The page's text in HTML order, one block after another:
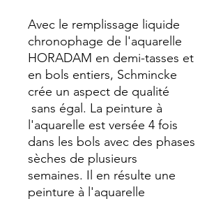
Avec le remplissage liquide
chronophage de l'aquarelle
HORADAM en demi-tasses et
en bols entiers, Schmincke
crée un aspect de qualité
sans égal. La peinture à
l'aquarelle est versée 4 fois
dans les bols avec des phases
sèches de plusieurs
semaines. Il en résulte une
peinture à l'aquarelle